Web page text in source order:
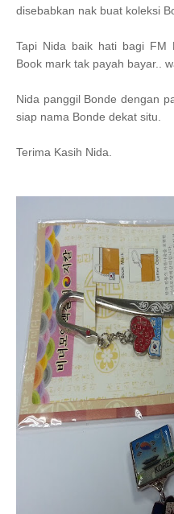
disebabkan nak buat koleksi
Tapi Nida baik hati bagi FM
Book mark tak payah bayar..
Nida panggil Bonde dengan
siap nama Bonde dekat situ.
Terima Kasih Nida.